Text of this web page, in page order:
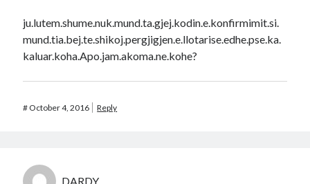
ju.lutem.shume.nuk.mund.ta.gjej.kodin.e.konfirmimit.si.
mund.tia.bej.te.shikoj.pergjigjen.e.llotarise.edhe.pse.ka.
kaluar.koha.Apo.jam.akoma.ne.kohe?
# October 4, 2016 Reply
DARDY